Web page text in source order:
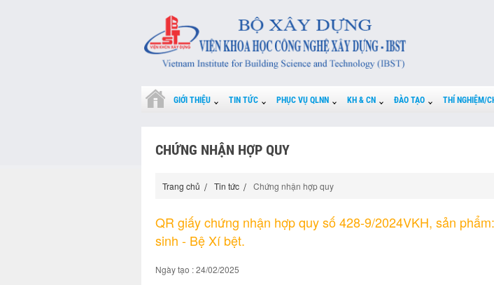
GIỚI THIỆU TIN TỨC PHỤC VỤ QLNN KH & CN ĐÀO TẠO THÍ NGHIỆM/
CHỨNG NHẬN HỢP QUY
Trang chủ Tin tức Chứng nhận hợp quy
QR giấy chứng nhận hợp quy số 428-9/2024VKH, sản
sinh - Bệ Xí bệt.
Ngày tạo : 24/02/2025